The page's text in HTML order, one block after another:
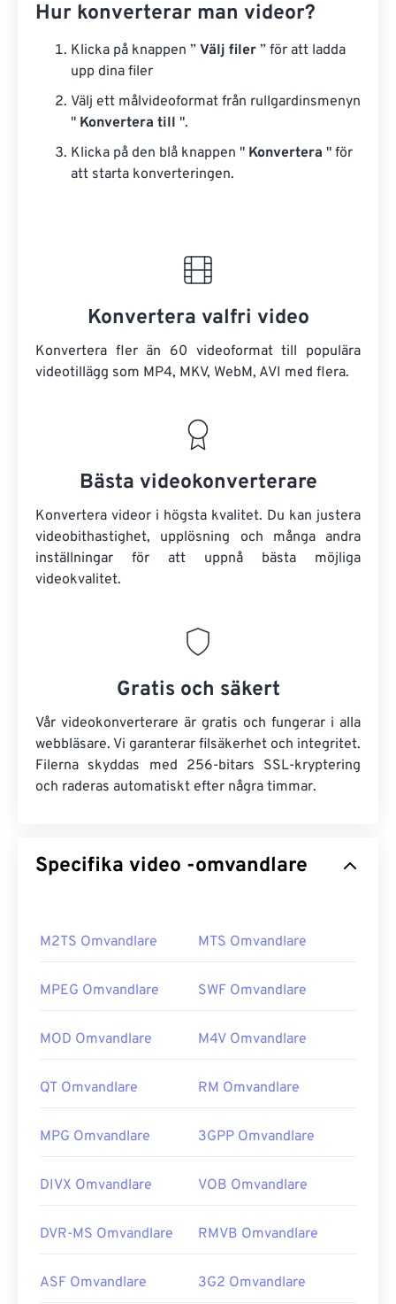
Hur konverterar man videor?
Klicka på knappen ” Välj filer ” för att ladda
upp dina filer
Välj ett målvideoformat från rullgardinsmenyn
" Konvertera till ".
Klicka på den blå knappen " Konvertera " för
att starta konverteringen.
Konvertera valfri video
Konvertera fler än 60 videoformat till populära
videotillägg som MP4, MKV, WebM, AVI med flera.
Bästa videokonverterare
Konvertera videor i högsta kvalitet. Du kan justera
videobithastighet, upplösning och många andra
inställningar för att uppnå bästa möjliga
videokvalitet.
Gratis och säkert
Vår videokonverterare är gratis och fungerar i alla
webbläsare. Vi garanterar filsäkerhet och integritet.
Filerna skyddas med 256-bitars SSL-kryptering
och raderas automatiskt efter några timmar.
Specifika video -omvandlare
M2TS Omvandlare MTS Omvandlare
MPEG Omvandlare SWF Omvandlare
MOD Omvandlare M4V Omvandlare
QT Omvandlare RM Omvandlare
MPG Omvandlare 3GPP Omvandlare
DIVX Omvandlare VOB Omvandlare
DVR-MS Omvandlare RMVB Omvandlare
ASF Omvandlare 3G2 Omvandlare